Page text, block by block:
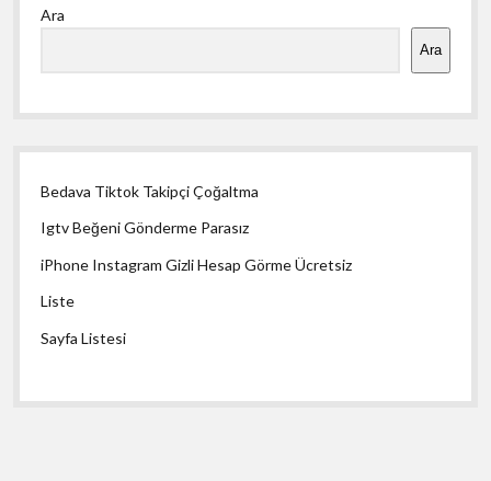
Menü
Ara
Ara
Bedava Tiktok Takipçi Çoğaltma
Igtv Beğeni Gönderme Parasız
iPhone Instagram Gizli Hesap Görme Ücretsiz
Liste
Sayfa Listesi